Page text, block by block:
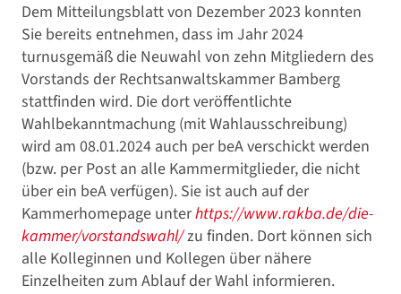
Dem Mitteilungsblatt von Dezember 2023 konnten
Sie bereits entnehmen, dass im Jahr 2024
turnusgemäß die Neuwahl von zehn Mitgliedern des
Vorstands der Rechtsanwaltskammer Bamberg
stattfinden wird. Die dort veröffentlichte
Wahlbekanntmachung (mit Wahlausschreibung)
wird am 08.01.2024 auch per beA verschickt werden
(bzw. per Post an alle Kammermitglieder, die nicht
über ein beA verfügen). Sie ist auch auf der
Kammerhomepage unterhttps://www.rakba.de/die-
kammer/vorstandswahl/zu finden. Dort können sich
alle Kolleginnen und Kollegen über nähere
Einzelheiten zum Ablauf der Wahl informieren.